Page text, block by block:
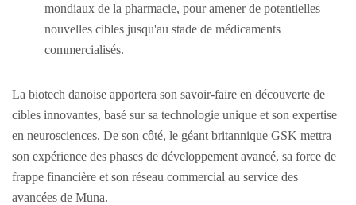
mondiaux de la pharmacie, pour amener de potentielles
nouvelles cibles jusqu'au stade de médicaments
commercialisés.
La biotech danoise apportera son savoir-faire en découverte de
cibles innovantes, basé sur sa technologie unique et son expertise
en neurosciences. De son côté, le géant britannique GSK mettra
son expérience des phases de développement avancé, sa force de
frappe financière et son réseau commercial au service des
avancées de Muna.